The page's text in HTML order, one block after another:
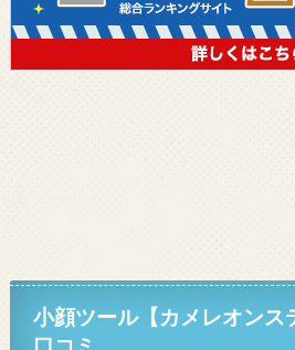
小顔ツール【カメレオンス
口コミ